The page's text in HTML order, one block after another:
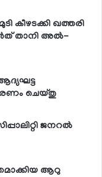
കീഴടക്കി ഖത്തരി
താനി അല്‍-
ചെയ്തു
ജനറല്‍
ആറു